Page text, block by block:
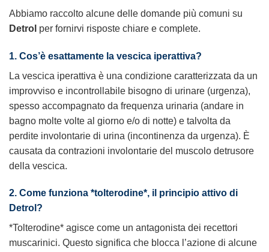
Abbiamo raccolto alcune delle domande più comuni su
Detrol per fornirvi risposte chiare e complete.
1. Cos’è esattamente la vescica iperattiva?
La vescica iperattiva è una condizione caratterizzata da un
improvviso e incontrollabile bisogno di urinare (urgenza),
spesso accompagnato da frequenza urinaria (andare in
bagno molte volte al giorno e/o di notte) e talvolta da
perdite involontarie di urina (incontinenza da urgenza). È
causata da contrazioni involontarie del muscolo detrusore
della vescica.
2. Come funziona *tolterodine*, il principio attivo di
Detrol?
*Tolterodine* agisce come un antagonista dei recettori
muscarinici. Questo significa che blocca l’azione di alcune